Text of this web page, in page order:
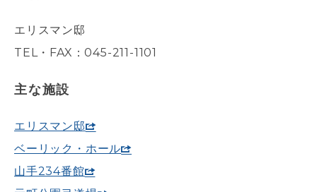
エリスマン邸
TEL・FAX：045-211-1101
主な施設
エリスマン邸
ベーリック・ホール
山手234番館